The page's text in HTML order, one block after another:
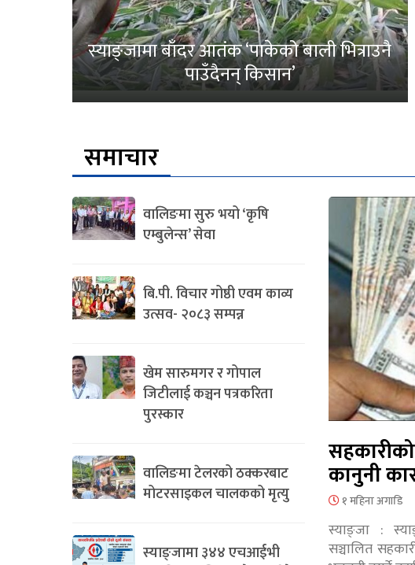
स्याङ्जामा बाँदर आतंक ‘पाकेको बाली भित्राउनै
पाउँदैनन् किसान’
समाचार
वालिङमा सुरु भयो ‘कृषि
एम्बुलेन्स’ सेवा
बि.पी. विचार गोष्ठी एवम काव्य
उत्सव- २०८३ सम्पन्न
खेम सारुमगर र गोपाल
जिटीलाई कञ्चन पत्रकरिता
पुरस्कार
वालिङमा टेलरको ठक्करबाट
मोटरसाइकल चालकको मृत्यु
स्याङ्जामा ३४४ एचआईभी
कानुनी
१ महिना अगाडि
स्याङ्जा :
सञ्चालित